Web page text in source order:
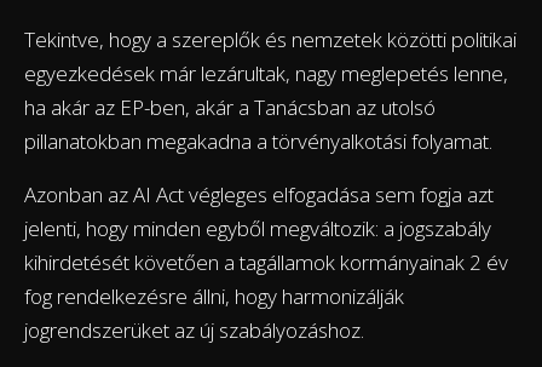
Tekintve, hogy a szereplők és nemzetek közötti politikai
egyezkedések már lezárultak, nagy meglepetés lenne,
ha akár az EP-ben, akár a Tanácsban az utolsó
pillanatokban megakadna a törvényalkotási folyamat.
Azonban az AI Act végleges elfogadása sem fogja azt
jelenti, hogy minden egyből megváltozik: a jogszabály
kihirdetését követően a tagállamok kormányainak 2 év
fog rendelkezésre állni, hogy harmonizálják
jogrendszerüket az új szabályozáshoz.